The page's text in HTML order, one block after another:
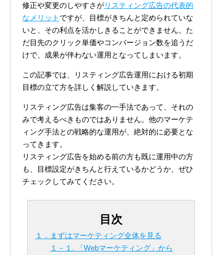
修正や変更のしやすさがリスティング広告の代表的
なメリット ですが、目標がきちんと定められていな
いと、その利点を活かしきることができません。た
だ目先のクリック単価やコンバージョン数を追うだ
けで、成果が伴わない運用となってしまいます。
この記事では、リスティング広告運用における初期
目標の立て方を詳しく解説していきます。
リスティング広告は集客の一手法であって、それの
みで考えるべきものではありません。他のマーケテ
ィング手法との戦略的な運用が、絶対的に必要とな
ってきます。
リスティング広告を始める前の方も既に運用中の方
も、目標設定がきちんと行えているかどうか、ぜひ
チェックしてみてください。
目次
１．まずはマーケティング全体を見る
１－１. 「Webマーケティング」から